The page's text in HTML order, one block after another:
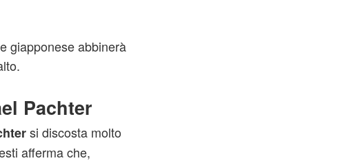
giapponese abbinerà
Pachter
si discosta molto
afferma che,